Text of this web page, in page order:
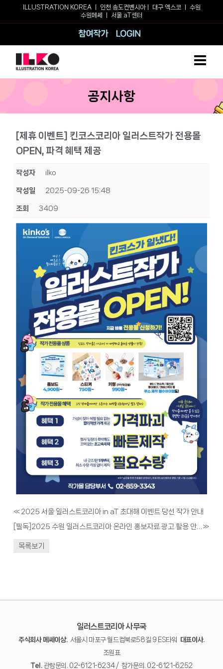
ILLUSTRATION KOREA ㅣ 인천 송도컨벤시아ㅣ 대구 엑스코
수원
수원메쎄
서울 aT센터
참여작가
공지사항
[제휴 이벤트] 킨코스코리아 일러스트작가 전용몰
OPEN, 파격 혜택 제공
작성자 ilko
작성일 2025-09-26 15:48
조회 3409
«2025 서울 일러스트코리아 in aT 초대해 이벤트 당선 작가 안내
[필독]2025 수원 일러스트코리아 온라인 홍보자료 광고 활용 안내»
목록보기
일러스트코리아 사무국
주식회사 메쎄이상.서울시 마포구 월드컵북로58길 9 ES타워
대표이사.
조원표
Tel.관람문의. 02-6121-6234 / 참가문의. 02-6121-6252